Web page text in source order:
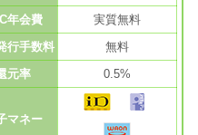
年会費
実質無料
行手数料
無料
元率
0.5%
マネー